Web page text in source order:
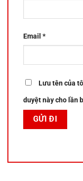
Email *
Lưu tên của
duyệt này cho lần